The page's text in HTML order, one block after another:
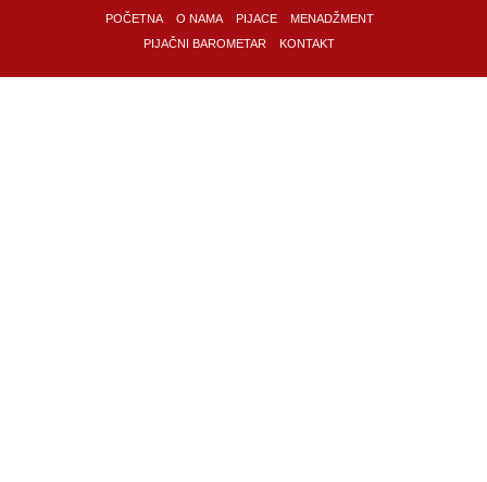
POČETNA O NAMA PIJACE
MENADŽMENT
PIJAČNI BAROMETAR
KONTAKT